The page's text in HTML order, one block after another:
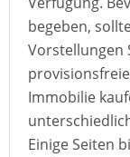
begeben,
Vorstellungen
provisionsfreie
Immobilie
Einige Seiten